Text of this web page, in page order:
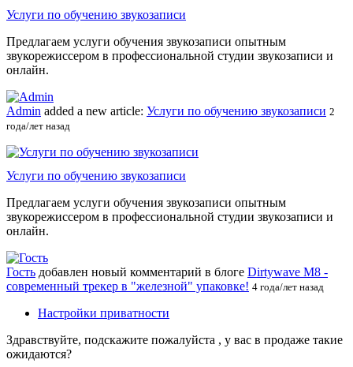
Услуги по обучению звукозаписи
Предлагаем услуги обучения звукозаписи опытным
звукорежиссером в профессиональной студии звукозаписи и
онлайн.
Admin added a new article: Услуги по обучению звукозаписи 2
года/лет назад
Услуги по обучению звукозаписи
Предлагаем услуги обучения звукозаписи опытным
звукорежиссером в профессиональной студии звукозаписи и
онлайн.
Гость добавлен новый комментарий в блоге Dirtywave M8 -
современный трекер в "железной" упаковке! 4 года/лет назад
Настройки приватности
Здравствуйте, подскажите пожалуйста , у вас в продаже такие
ожидаются?